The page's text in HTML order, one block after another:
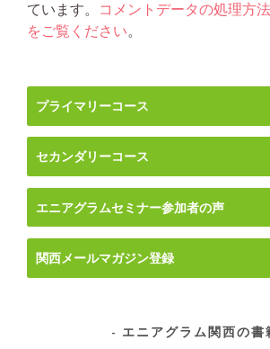
ています。 コメントデータの処理方
をご覧ください。
プライマリーコース
セカンダリーコース
エニアグラムセミナー参加者の声
関西メールマガジン登録
エニアグラム関西の書